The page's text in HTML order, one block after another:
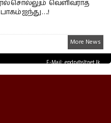
சொல்லும் வெளிவராத
ஐந்து ….!
More News
E-Mail: epdp@sltnet.lk